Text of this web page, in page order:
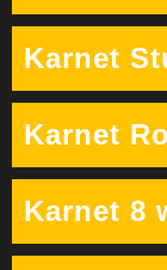
Karnet
Karnet
Karnet 8